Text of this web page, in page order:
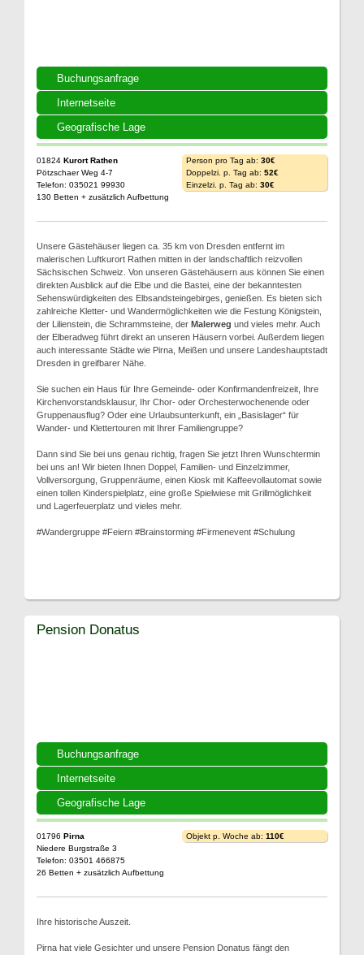
Buchungsanfrage
Internetseite
Geografische Lage
01824 Kurort Rathen
Pötzschaer Weg 4-7
Telefon: 035021 99930
130 Betten + zusätzlich Aufbettung
Person pro Tag ab: 30€
Doppelzi. p. Tag ab: 52€
Einzelzi. p. Tag ab: 30€
Unsere Gästehäuser liegen ca. 35 km von Dresden entfernt im
malerischen Luftkurort Rathen mitten in der landschaftlich reizvollen
Sächsischen Schweiz. Von unseren Gästehäusern aus können Sie einen
direkten Ausblick auf die Elbe und die Bastei, eine der bekanntesten
Sehenswürdigkeiten des Elbsandsteingebirges, genießen. Es bieten sich
zahlreiche Kletter- und Wandermöglichkeiten wie die Festung Königstein,
der Lilienstein, die Schrammsteine, der Malerweg und vieles mehr. Auch
der Elberadweg führt direkt an unseren Häusern vorbei. Außerdem liegen
auch interessante Städte wie Pirna, Meißen und unsere Landeshauptstadt
Dresden in greifbarer Nähe.
Sie suchen ein Haus für Ihre Gemeinde- oder Konfirmandenfreizeit, Ihre
Kirchenvorstandsklausur, Ihr Chor- oder Orchesterwochenende oder
Gruppenausflug? Oder eine Urlaubsunterkunft, ein „Basislager“ für
Wander- und Klettertouren mit Ihrer Familiengruppe?
Dann sind Sie bei uns genau richtig, fragen Sie jetzt Ihren Wunschtermin
bei uns an! Wir bieten Ihnen Doppel, Familien- und Einzelzimmer,
Vollversorgung, Gruppenräume, einen Kiosk mit Kaffeevollautomat sowie
einen tollen Kinderspielplatz, eine große Spielwiese mit Grillmöglichkeit
und Lagerfeuerplatz und vieles mehr.
#Wandergruppe #Feiern #Brainstorming #Firmenevent #Schulung
Buchungsanfrage
Internetseite
Geografische Lage
Pension Donatus
01796 Pirna
Niedere Burgstraße 3
Telefon: 03501 466875
26 Betten + zusätzlich Aufbettung
Objekt p. Woche ab: 110€
Ihre historische Auszeit.
Pirna hat viele Gesichter und unsere Pension Donatus fängt den